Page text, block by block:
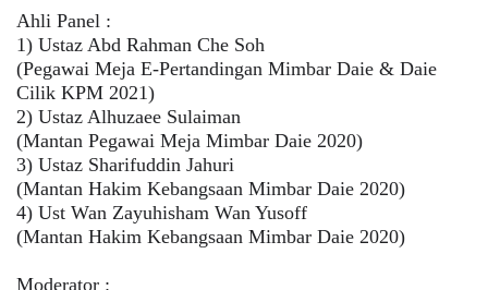
Ahli Panel :
1) Ustaz Abd Rahman Che Soh
(Pegawai Meja E-Pertandingan Mimbar Daie & Daie
Cilik KPM 2021)
2) Ustaz Alhuzaee Sulaiman
(Mantan Pegawai Meja Mimbar Daie 2020)
3) Ustaz Sharifuddin Jahuri
(Mantan Hakim Kebangsaan Mimbar Daie 2020)
4) Ust Wan Zayuhisham Wan Yusoff
(Mantan Hakim Kebangsaan Mimbar Daie 2020)
Moderator :